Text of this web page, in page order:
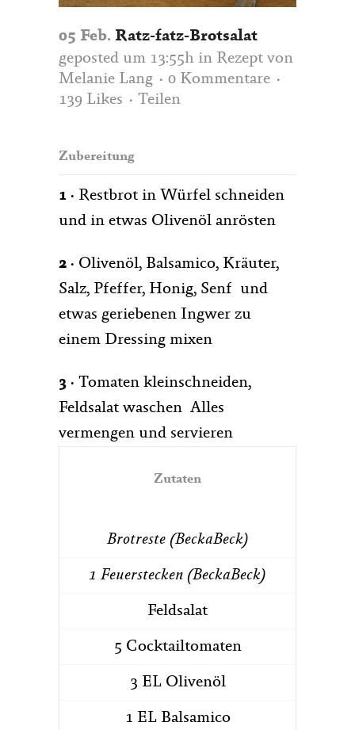
05 Feb. Ratz-fatz-Brotsalat
geposted um 13:55h in Rezept von
Melanie Lang
0 Kommentare
139 Likes Teilen
Zubereitung
1 · Restbrot in Würfel schneiden
und in etwas Olivenöl anrösten
2 · Olivenöl, Balsamico, Kräuter,
Salz, Pfeffer, Honig, Senf und
etwas geriebenen Ingwer zu
einem Dressing mixen
3 · Tomaten kleinschneiden,
Feldsalat waschen Alles
vermengen und servieren
Zutaten
Brotreste (BeckaBeck)
1 Feuerstecken (BeckaBeck)
Feldsalat
5 Cocktailtomaten
3 EL Olivenöl
1 EL Balsamico